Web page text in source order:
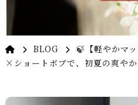
BLOG
🍃【軽やかマ
×ショートボブで、初夏の爽や